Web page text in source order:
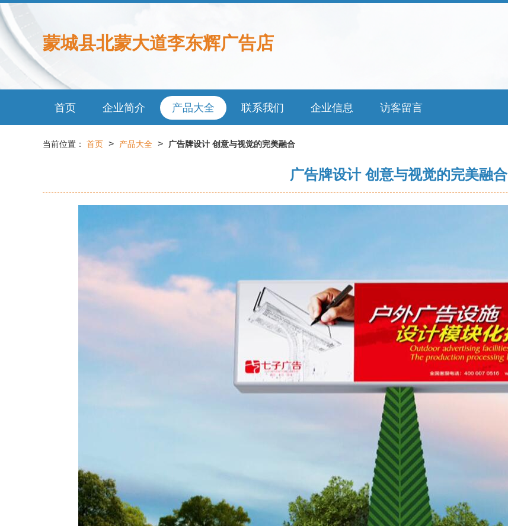
蒙城县北蒙大道李东辉广告店
首页 企业简介 产品大全 联系我们 企业信息 访客留言
当前位置： 首页 > 产品大全 > 广告牌设计 创意与视觉的完美融合
广告牌设计 创意与视觉的完美融合